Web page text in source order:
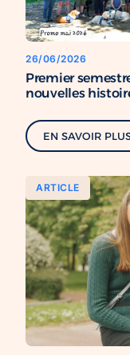
26/06/2026
Premier
nouvelles
EN SAVOIR
ARTICLE